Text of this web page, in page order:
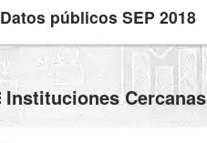
Datos públicos SEP 2018
Instituciones Cercanas